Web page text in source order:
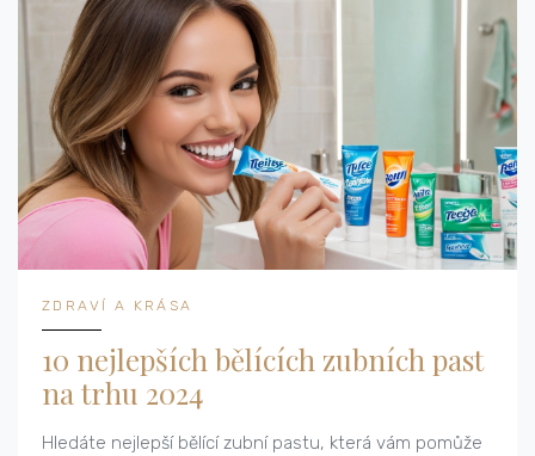
ZDRAVÍ A KRÁSA
10 nejlepších bělících zubních past
na trhu 2024
Hledáte nejlepší bělící zubní pastu, která vám pomůže